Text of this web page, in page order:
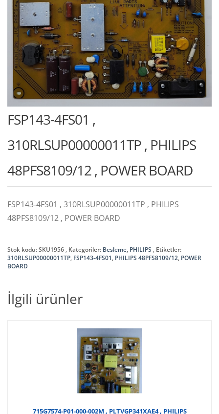
FSP143-4FS01 ,
310RLSUP00000011TP , PHILIPS
48PFS8109/12 , POWER BOARD
FSP143-4FS01 , 310RLSUP00000011TP , PHILIPS
48PFS8109/12 , POWER BOARD
Stok kodu:SKU1956 Kategoriler: Besleme, PHILIPS
Etiketler:
310RLSUP00000011TP, FSP143-4FS01, PHILIPS 48PFS8109/12, POWER
BOARD
İlgili ürünler
715G7574-P01-000-002M , PLTVGP341XAE4 , PHILIPS